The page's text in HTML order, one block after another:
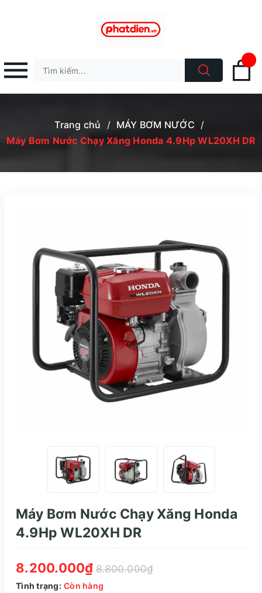
Trang chủ / MÁY BƠM NƯỚC /
Máy Bơm Nước Chạy Xăng Honda 4.9Hp WL20XH DR
Máy Bơm Nước Chạy Xăng Honda
4.9Hp WL20XH DR
8.200.000₫ 8.800.000₫
Tình trạng: Còn hàng